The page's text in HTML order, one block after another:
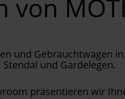
von
und Gebrauchtwagen
Stendal und Gardelegen.
präsentieren wir